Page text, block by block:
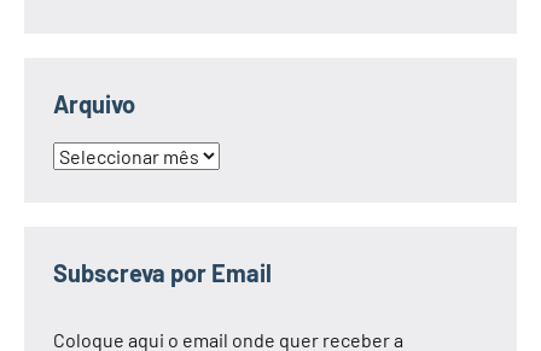
Arquivo
Arquivo
Subscreva por Email
Coloque aqui o email onde quer receber a